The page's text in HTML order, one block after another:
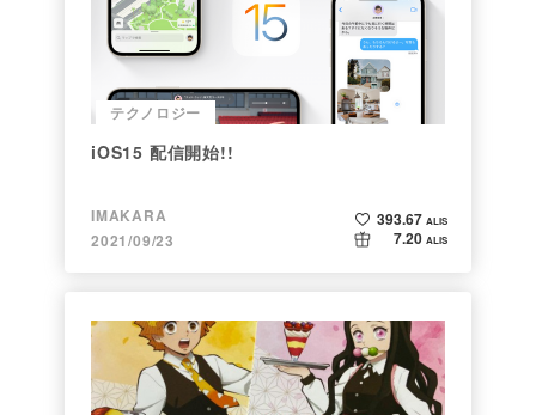
テクノロジー
iOS15 配信開始!!
IMAKARA
2021/09/23
393.67 ALIS
7.20 ALIS